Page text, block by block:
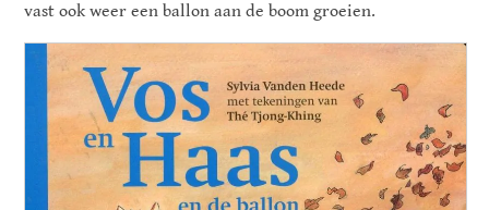
vast ook weer een ballon aan de boom groeien.